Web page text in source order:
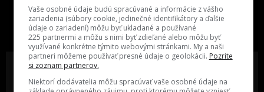
One time najzábavnejšie miesto na
slovenskom internete, next time
najzabávnejšie miesto na svete
Vaše osobné údaje budú spracúvané a informácie z vášho
zariadenia (súbory cookie, jedinečné identifikátory a ďalšie
údaje o zariadení) môžu byť ukladané a používané
225 partnermi a môžu s nimi byť zdieľané alebo môžu byť
využívané konkrétne týmito webovými stránkami. My a naši
partneri môžeme používať presné údaje o geolokácii. Pozrite
si zoznam partnerov.
Niektorí dodávatelia môžu spracúvať vaše osobné údaje na